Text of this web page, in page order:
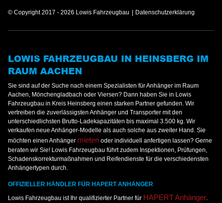
© Copyright 2017 - 2026 Lowis Fahrzeugbau Datenschutzerklärung
LOWIS FAHRZEUGBAU IN HEINSBERG IM
RAUM AACHEN
Sie sind auf der Suche nach einem Spezialisten für Anhänger im Raum
Aachen, Mönchengladbach oder Viersen? Dann haben Sie in Lowis
Fahrzeugbau in Kreis Heinsberg einen starken Partner gefunden. Wir
vertreiben die zuverlässigsten Anhänger und Transporter mit den
unterschiedlichsten Brutto-Ladekapazitäten bis maximal 3.500 kg. Wir
verkaufen neue Anhänger-Modelle als auch solche aus zweiter Hand. Sie
möchten einen Anhänger mieten oder individuell anfertigen lassen? Gerne
beraten wir Sie! Lowis Fahrzeugbau führt zudem Inspektionen, Prüfungen,
Schadenskorrekturmaßnahmen und Reifendienste für die verschiedensten
Anhängertypen durch.
OFFIZIELLER HÄNDLER FÜR HAPERT ANHÄNGER
Lowis Fahrzeugbau ist Ihr qualifizierter Partner für HAPERT Anhänger